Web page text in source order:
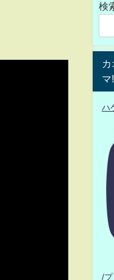
検
マ
ハ
/